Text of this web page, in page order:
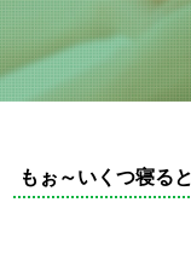
もぉ～いくつ寝る